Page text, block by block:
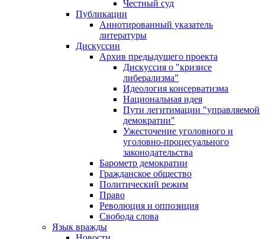
Честный суд
Публикации
Аннотированный указатель
литературы
Дискуссии
Архив предыдущего проекта
Дискуссия о "кризисе
либерализма"
Идеология консерватизма
Национальная идея
Пути легитимации "управляемой
демократии"
Ужесточение уголовного и
уголовно-процесуального
законодательства
Барометр демократии
Гражданское общество
Политический режим
Право
Революция и оппозиция
Свобода слова
Язык вражды